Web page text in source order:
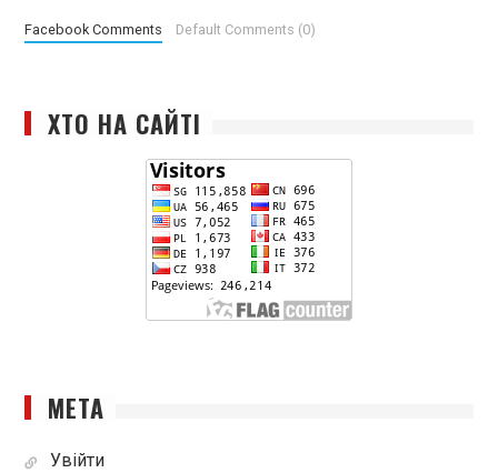
Facebook Comments Default Comments (0)
ХТО НА САЙТІ
МЕТА
Увійти